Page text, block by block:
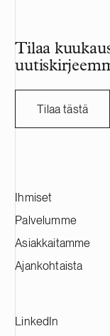
Tilaa
Tilaa tästä
Ihmiset
Palvelumme
Asiakkaitamme
Ajankohtaista
LinkedIn